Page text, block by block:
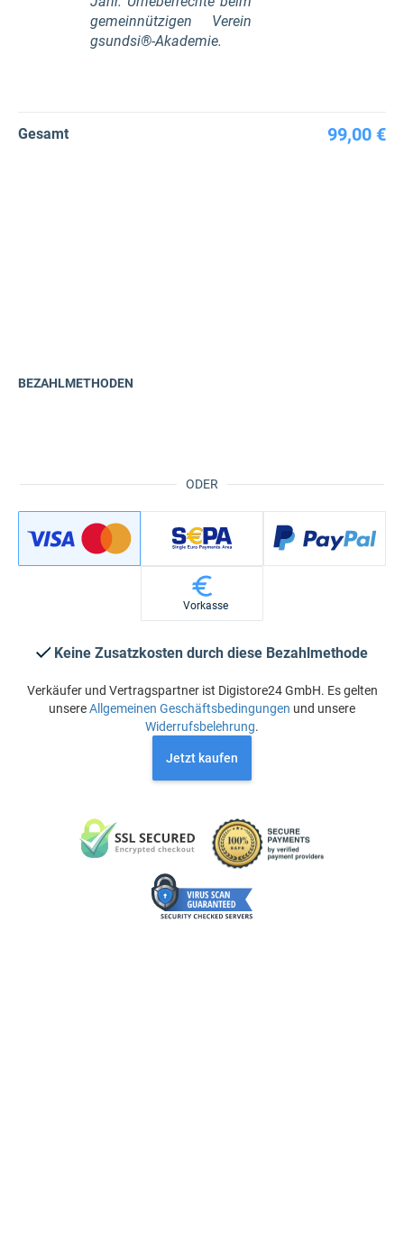
gemeinnützigen Verein
gsundsi®-Akademie.
Gesamt 99,00 €
ODER
BEZAHLMETHODEN
Vorkasse
Keine Zusatzkosten durch diese Bezahlmethode
Verkäufer und Vertragspartner ist Digistore24 GmbH. Es gelten
unsereAllgemeinen Geschäftsbedingungen und unsere
Widerrufsbelehrung.
Jetzt kaufen